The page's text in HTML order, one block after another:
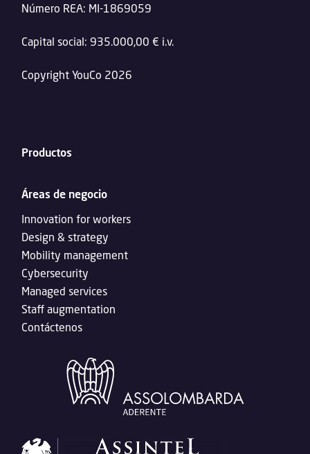
Número REA: MI-1869059
Capital social: 935.000,00 € i.v.
Copyright YouCo 2026
Productos
Áreas de negocio
Innovation for workers
Design & strategy
Mobility management
Cybersecurity
Managed services
Staff augmentation
Contáctenos